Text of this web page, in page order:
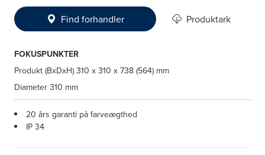
Find forhandler Produktark
FOKUSPUNKTER
Produkt (BxDxH) 310 x 310 x 738 (564) mm
Diameter 310 mm
20 års garanti på farveægthed
IP 34